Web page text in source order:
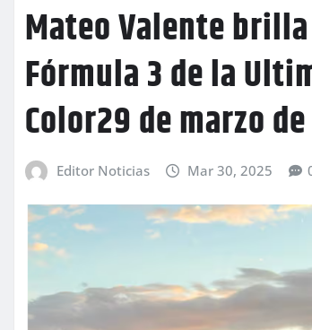
Mateo Valente
Fórmula 3 de la
Color29 de marzo
Editor Noticias Mar 30, 2025